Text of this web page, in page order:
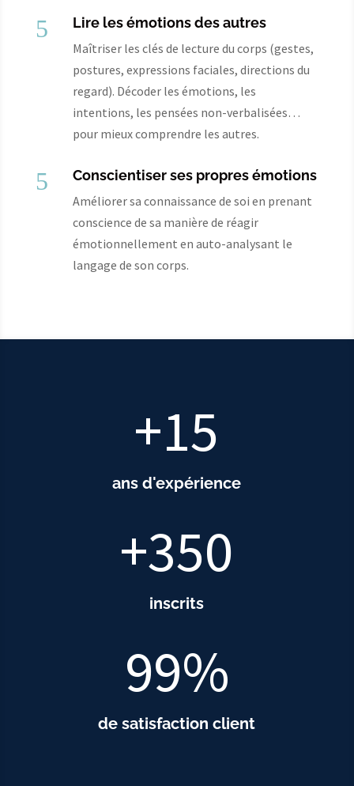
5 Lire les émotions des autres
Maîtriser les clés de lecture du corps (gestes,
postures, expressions faciales, directions du
regard). Décoder les émotions, les
intentions, les pensées non-verbalisées…
pour mieux comprendre les autres.
5 Conscientiser ses propres émotions
Améliorer sa connaissance de soi en prenant
conscience de sa manière de réagir
émotionnellement en auto-analysant le
langage de son corps.
+15
ans d'expérience
+350
inscrits
99%
de satisfaction client